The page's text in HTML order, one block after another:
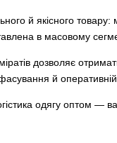
й якісного
в масовому
дозволяє
й
одягу оптом —